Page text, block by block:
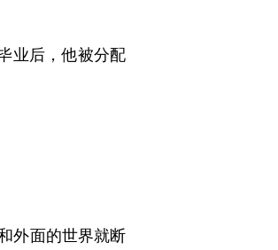
业后，他被分配
外面的世界就断